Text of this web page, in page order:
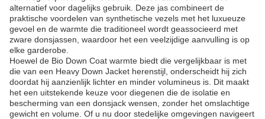
alternatief voor dagelijks gebruik. Deze jas combineert de
praktische voordelen van synthetische vezels met het luxueuze
gevoel en de warmte die traditioneel wordt geassocieerd met
zware donsjassen, waardoor het een veelzijdige aanvulling is op
elke garderobe.
Hoewel de Bio Down Coat warmte biedt die vergelijkbaar is met
die van een Heavy Down Jacket herenstijl, onderscheidt hij zich
doordat hij aanzienlijk lichter en minder volumineus is. Dit maakt
het een uitstekende keuze voor diegenen die de isolatie en
bescherming van een donsjack wensen, zonder het omslachtige
gewicht en volume. Of u nu door stedelijke omgevingen navigeert